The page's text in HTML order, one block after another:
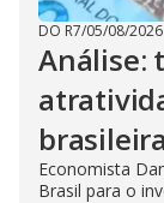
DO R7/05/08/2026
Análise:
brasileira
Economista
Brasil para o